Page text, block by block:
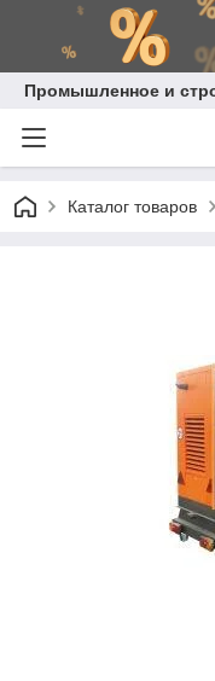
Промышленное и
Каталог товаров